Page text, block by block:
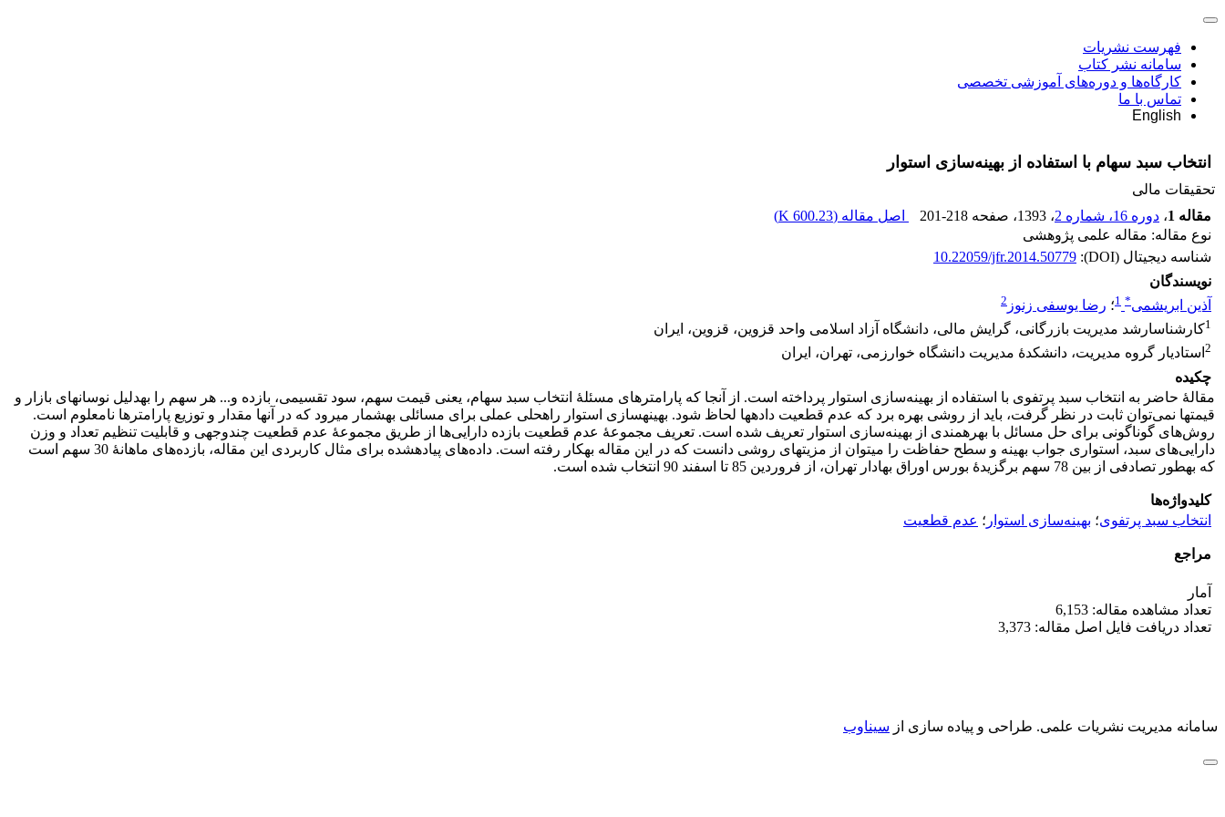
فهرست نشریات
سامانه نشر کتاب
کارگاه‌ها و دوره‌های آموزشی تخصصی
تماس با ما
English
انتخاب سبد سهام با استفاده از بهینه‌سازی استوار
تحقیقات مالی
مقاله 1
، دوره 16، شماره 2 ، 1393 ، صفحه 201-218 اصل مقاله (600.23 K
)
نوع مقاله: مقاله علمی پژوهشی
شناسه دیجیتال (DOI):
10.22059/jfr.2014.50779
نویسندگان
آذین ابریشمی*
1؛ رضا یوسفی زنوز 2
1کارشناس‎ارشد مدیریت بازرگانی، گرایش مالی، دانشگاه آزاد اسلامی واحد قزوین، قزوین، ایران
2 استادیار گروه مدیریت، دانشکدۀ مدیریت دانشگاه خوارزمی، تهران، ایران
چکیده
مقالۀ حاضر به انتخاب سبد پرتفوی با استفاده از بهینه‌سازی استوار پرداخته است. از آنجا که پارامترهای مسئلۀ انتخاب سبد سهام، یعنی قیمت سهم، سود تقسیمی، بازده و... هر سهم را به‎دلیل نوسان‎های بازار و
قیمت‎ها نمی‌توان ثابت در نظر گرفت، باید از روشی بهره برد که عدم قطعیت داده‎ها لحاظ شود. بهینه‎سازی استوار راه‎حلی عملی برای مسائلی به‎شمار می‎رود که در آنها مقدار و توزیع پارامترها نامعلوم است.
روش‌های گوناگونی برای حل مسائل با بهره‎مندی از بهینه‌سازی استوار تعریف شده است. تعریف مجموعۀ عدم قطعیت بازده دارایی‌ها از طریق مجموعۀ عدم قطعیت چندوجهی و قابلیت تنظیم تعداد و وزن
دارایی‌های سبد، استواری جواب بهینه و سطح حفاظت را می‎توان از مزیت‎های روشی دانست که در این مقاله به‎کار رفته است. داده‌های پیاده‎شده برای مثال کاربردی این مقاله، بازده‌های ماهانۀ 30 سهم است
که به‎طور تصادفی از بین 78 سهم برگزیدۀ بورس اوراق بهادار تهران، از فروردین 85 تا اسفند 90 انتخاب شده است.
کلیدواژه‌ها
انتخاب سبد پرتفوی؛ بهینه‌سازی استوار ؛ عدم قطعیت
مراجع
آمار
تعداد مشاهده مقاله: 6,153
تعداد دریافت فایل اصل مقاله: 3,373
سامانه مدیریت نشریات علمی. طراحی و پیاده سازی از سیناوب